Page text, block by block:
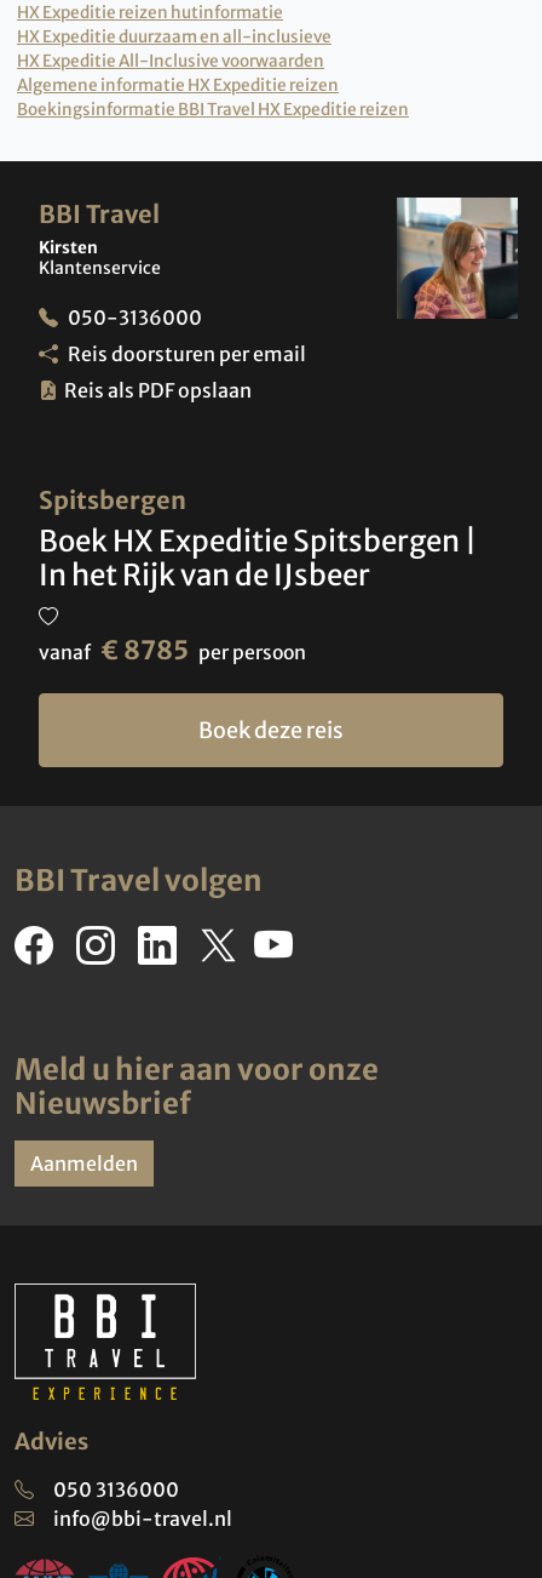
HX Expeditie reizen hutinformatie
HX Expeditie duurzaam en all-inclusieve
HX Expeditie All-Inclusive voorwaarden
Algemene informatie HX Expeditie reizen
Boekingsinformatie BBI Travel HX Expeditie reizen
Spitsbergen
Boek HX Expeditie Spitsbergen |
In het Rijk van de IJsbeer
vanaf € 8785 per persoon
Boek deze reis
BBI Travel
Kirsten
Klantenservice
050-3136000
Reis doorsturen per email
Reis als PDF opslaan
BBI Travel volgen
Meld u hier aan voor onze
Nieuwsbrief
Aanmelden
Advies
050 3136000
info@bbi-travel.nl